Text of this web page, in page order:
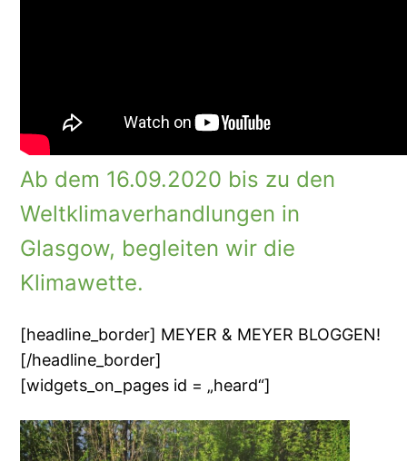
Ab dem 16.09.2020 bis zu den
Weltklimaverhandlungen in
Glasgow, begleiten wir die
Klimawette.
[headline_border] MEYER & MEYER BLOGGEN!
[/headline_border]
[widgets_on_pages id = „heard“]